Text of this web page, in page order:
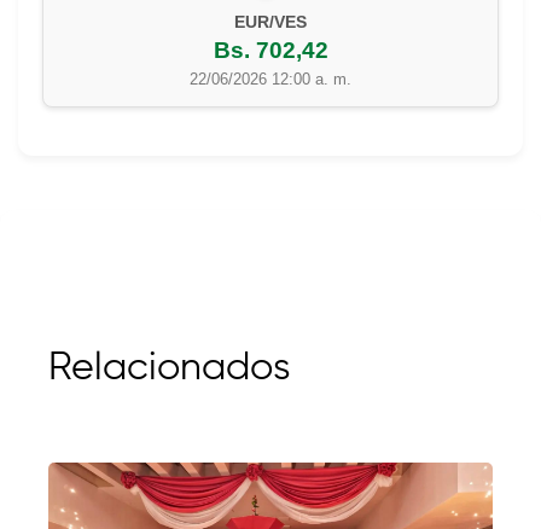
EUR/VES
Bs. 702,42
22/06/2026 12:00 a. m.
Relacionados